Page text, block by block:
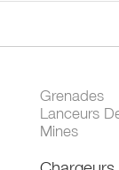
Grenades
Lanceurs
Mines